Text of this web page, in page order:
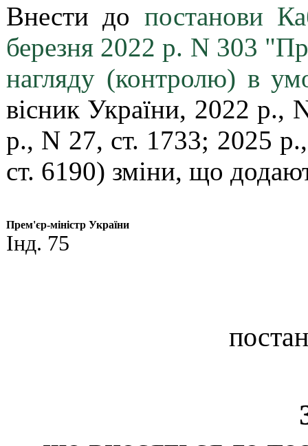
Внести до постанови
березня 2022 р. N 303
нагляду (контролю) в
вісник України, 2022 р.,
р., N 27, ст. 1733; 2025
ст. 6190) зміни, що
Прем'єр-міністр України
Інд. 75